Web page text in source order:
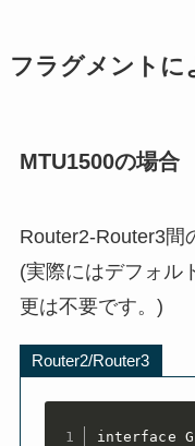
ip route
フラグメントに
MTU1500の場合
Router2-Router3間
(実際にはデフォル
更は不要です。)
Router2/Router3
interface